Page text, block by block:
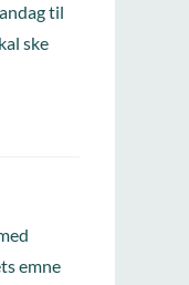
til
ske
emne